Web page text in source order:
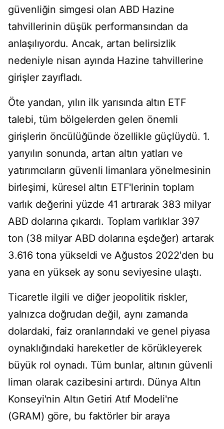
güvenliğin simgesi olan ABD Hazine
tahvillerinin düşük performansından da
anlaşılıyordu. Ancak, artan belirsizlik
nedeniyle nisan ayında Hazine tahvillerine
girişler zayıfladı.
Öte yandan, yılın ilk yarısında altın ETF
talebi, tüm bölgelerden gelen önemli
girişlerin öncülüğünde özellikle güçlüydü. 1.
yarıyılın sonunda, artan altın yatları ve
yatırımcıların güvenli limanlara yönelmesinin
birleşimi, küresel altın ETF'lerinin toplam
varlık değerini yüzde 41 artırarak 383 milyar
ABD dolarına çıkardı. Toplam varlıklar 397
ton (38 milyar ABD dolarına eşdeğer) artarak
3.616 tona yükseldi ve Ağustos 2022'den bu
yana en yüksek ay sonu seviyesine ulaştı.
Ticaretle ilgili ve diğer jeopolitik riskler,
yalnızca doğrudan değil, aynı zamanda
dolardaki, faiz oranlarındaki ve genel piyasa
oynaklığındaki hareketler de körükleyerek
büyük rol oynadı. Tüm bunlar, altının güvenli
liman olarak cazibesini artırdı. Dünya Altın
Konseyi'nin Altın Getiri Atıf Modeli'ne
(GRAM) göre, bu faktörler bir araya